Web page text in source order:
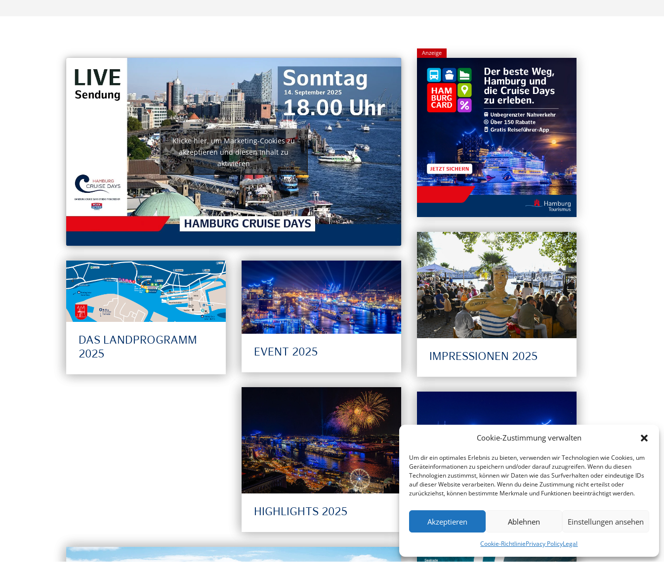
Cookie-Zustimmung verwalten
Um dir ein optimales Erlebnis zu bieten, verwenden wir Technologien wie Cookies, um
Geräteinformationen zu speichern und/oder darauf zuzugreifen. Wenn du diesen
Technologien zustimmst, können wir Daten wie das Surfverhalten oder eindeutige IDs
auf dieser Website verarbeiten. Wenn du deine Zustimmung nicht erteilst oder
zurückziehst, können bestimmte Merkmale und Funktionen beeinträchtigt werden.
Akzeptieren Ablehnen Einstellungen ansehen
Cookie-RichtliniePrivacy PolicyLegal
Klicke hier, um Marketing-Cookies zu
akzeptieren und diesen Inhalt zu
aktivieren
IMPRESSIONEN 2025
DAS LANDPROGRAMM
2025
EVENT 2025
HIGHLIGHTS 2025 BLUE PORT HAMBURG